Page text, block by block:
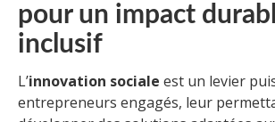
pour un impact
inclusif
L’innovation sociale est un levier
entrepreneurs engagés, leur